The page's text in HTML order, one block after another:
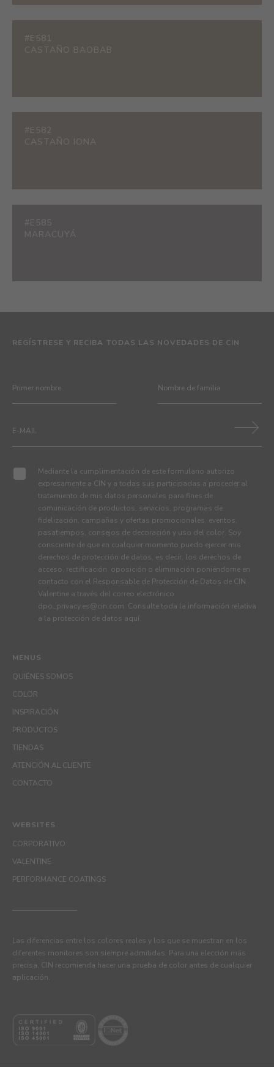
#E581
CASTAÑO BAOBAB
#E582
CASTAÑO IONA
#E585
MARACUYÁ
MENUS
QUIÉNES SOMOS
COLOR
INSPIRACIÓN
PRODUCTOS
TIENDAS
ATENCIÓN AL CLIENTE
CONTACTO
REGÍSTRESE Y RECIBA TODAS LAS NOVEDADES DE CIN
Mediante la cumplimentación de este formulario autorizo
expresamente a CIN y a todas sus participadas a proceder al
tratamiento de mis datos personales para fines de
comunicación de productos, servicios, programas de
fidelización, campañas y ofertas promocionales, eventos,
pasatiempos, consejos de decoración y uso del color. Soy
consciente de que en cualquier momento puedo ejercer mis
derechos de protección de datos, es decir, los derechos de
acceso, rectificación, oposición o eliminación poniéndome en
contacto con el Responsable de Protección de Datos de CIN
Valentine a través del correo electrónico
dpo_privacy.es@cin.com. Consulte toda la información relativa
a la protección de datos aquí.
WEBSITES
CORPORATIVO
VALENTINE
PERFORMANCE COATINGS
Las diferencias entre los colores reales y los que se muestran en los
diferentes monitores son siempre admitidas. Para una elección más
precisa, CIN recomienda hacer una prueba de color antes de cualquier
aplicación.